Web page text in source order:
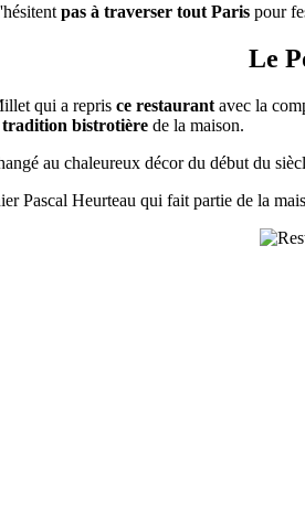
pas à traverser tout Paris pour
Le
qui a repris ce restaurant avec la
tradition bistrotière de la maison.
au chaleureux décor du début du
Pascal Heurteau qui fait partie de la